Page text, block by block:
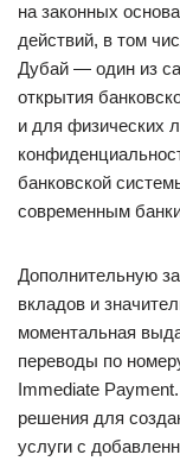
на законных
действий, в том
Дубай — один из
открытия
и для физических
банковской
современным
Дополнительную
вкладов и
моментальная
переводы по
Immediate
решения для
услуги с